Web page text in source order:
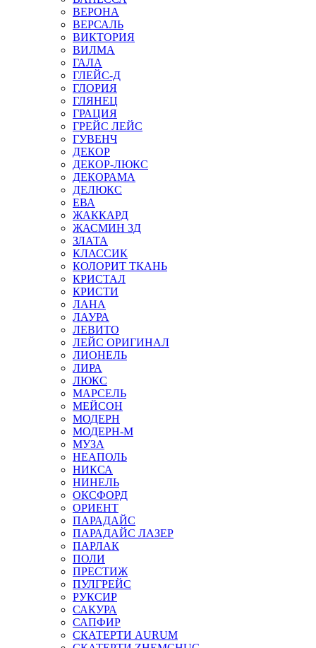
ВЕРОНА
ВЕРСАЛЬ
ВИКТОРИЯ
ВИЛМА
ГАЛА
ГЛЕЙС-Д
ГЛОРИЯ
ГЛЯНЕЦ
ГРАЦИЯ
ГРЕЙС ЛЕЙС
ГУВЕНЧ
ДЕКОР
ДЕКОР-ЛЮКС
ДЕКОРАМА
ДЕЛЮКС
ЕВА
ЖАККАРД
ЖАСМИН 3Д
ЗЛАТА
КЛАССИК
КОЛОРИТ ТКАНЬ
КРИСТАЛ
КРИСТИ
ЛАНА
ЛАУРА
ЛЕВИТО
ЛЕЙС ОРИГИНАЛ
ЛИОНЕЛЬ
ЛИРА
ЛЮКС
МАРСЕЛЬ
МЕЙСОН
МОДЕРН
МОДЕРН-М
МУЗА
НЕАПОЛЬ
НИКСА
НИНЕЛЬ
ОКСФОРД
ОРИЕНТ
ПАРАДАЙС
ПАРАДАЙС ЛАЗЕР
ПАРЛАК
ПОЛИ
ПРЕСТИЖ
ПУЛГРЕЙС
РУКСИР
САКУРА
САПФИР
СКАТЕРТИ AURUM